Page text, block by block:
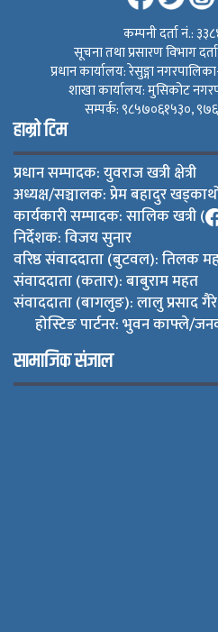
कम्पनी दर्ता नं.:
सूचना तथा प्रसारण विभाग
प्रधान कार्यालय: रेसुङ्गा
शाखा कार्यालय: मुसिकोट
सम्पर्क: ९८५७०६१५३०,
हाम्रो टिम
प्रधान सम्पादक: युवराज खत्री क्षेत्री
अध्यक्ष/सञ्चालक: प्रेम बहादुर
कार्यकारी सम्पादक: सालिक खत्री (
निर्देशक: विजय सुनार
वरिष्ठ संवाददाता (बुटवल): तिलक
संवाददाता (कतार): बाबुराम महत
संवाददाता (बागलुङ): लालु प्रसाद गैरे
होस्टिङ पार्टनर: भुवन काफ्ले/
सामाजिक संजाल